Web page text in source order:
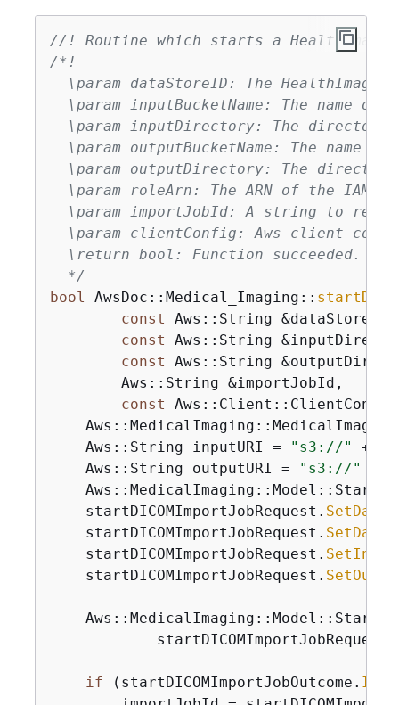
//! Routine which starts a
/*!
\param dataStoreID: The
\param inputBucketName: The name of
\param inputDirectory: The
\param outputBucketName: The name of
\param outputDirectory: The
\param roleArn: The ARN of the IAM
\param importJobId: A string to
\param clientConfig: Aws client
  \return bool: Function succeeded.
  */
bool AwsDoc::Medical_Imaging::
const Aws::String
const Aws::String
const Aws::String
        Aws::String &importJobId,
const
    Aws::
    Aws::String inputURI =
"s3://"
+
    Aws::String outputURI =
"s3://"
    startDICOMImportJobRequest.
    startDICOMImportJobRequest.
    startDICOMImportJobRequest.
    startDICOMImportJobRequest.
if (startDICOMImportJobOutcome.